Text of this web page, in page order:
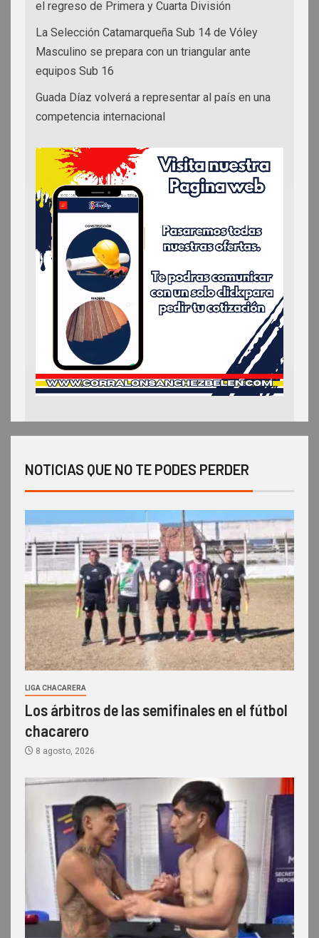
el regreso de Primera y Cuarta División
La Selección Catamarqueña Sub 14 de Vóley
Masculino se prepara con un triangular ante
equipos Sub 16
Guada Díaz volverá a representar al país en una
competencia internacional
NOTICIAS QUE NO TE PODES PERDER
LIGA CHACARERA
Los árbitros de las semifinales en el fútbol
chacarero
8 agosto, 2026